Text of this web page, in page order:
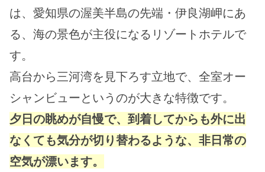
は、愛知県の渥美半島の先端・伊良湖岬にあ
る、海の景色が主役になるリゾートホテルで
す。
高台から三河湾を見下ろす立地で、全室オー
シャンビューというのが大きな特徴です。
夕日の眺めが自慢で、到着してからも外に出
なくても気分が切り替わるような、非日常の
空気が漂います。